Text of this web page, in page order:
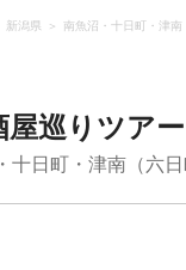
新潟県 南魚沼・十日町・津南
巡りツアー
十日町・津南（六日